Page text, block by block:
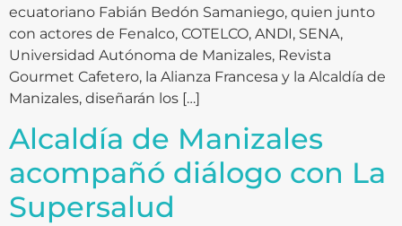
ecuatoriano Fabián Bedón Samaniego, quien junto
con actores de Fenalco, COTELCO, ANDI, SENA,
Universidad Autónoma de Manizales, Revista
Gourmet Cafetero, la Alianza Francesa y la Alcaldía de
Manizales, diseñarán los […]
Alcaldía de Manizales
acompañó diálogo con La
Supersalud